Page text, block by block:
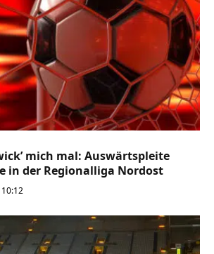
mich mal: Auswärtspleite
in der Regionalliga Nordost